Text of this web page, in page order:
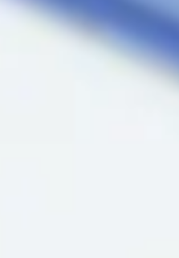
Dodirnite za poziv
(018) 572-795